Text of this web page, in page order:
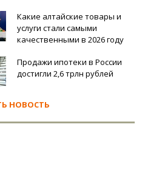
Какие алтайские товары и
услуги стали самыми
качественными в 2026 году
Продажи ипотеки в России
достигли 2,6 трлн рублей
НОВОСТЬ